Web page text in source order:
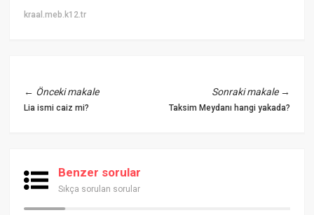
kraal.meb.k12.tr
← Önceki makale
Lia ismi caiz mi?
Sonraki makale→
Taksim Meydanı hangi yakada?
Benzer sorular
Sıkça sorulan sorular